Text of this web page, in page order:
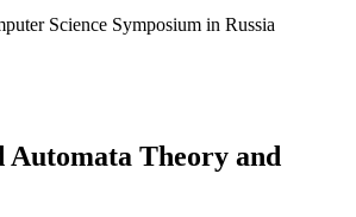
Science Symposium in Russia
Automata Theory and